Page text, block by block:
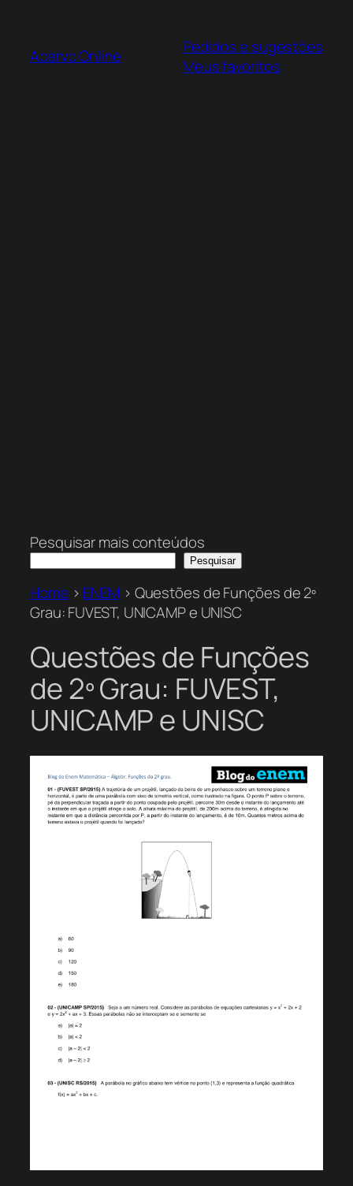
Acervo Online
Pedidos e sugestões
Meus favoritos
Pesquisar mais conteúdos
Pesquisar
Home > ENEM> Questões de Funções de 2º
Grau: FUVEST, UNICAMP e UNISC
Questões de Funções
de 2º Grau: FUVEST,
UNICAMP e UNISC